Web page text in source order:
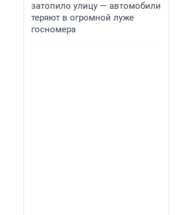
затопило улицу — автомобили
теряют в огромной луже
госномера